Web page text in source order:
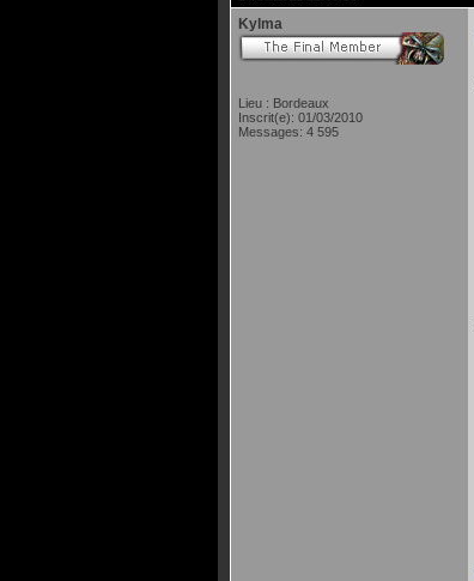
Kylma
Lieu : Bordeaux
Inscrit(e): 01/03/2010
Messages: 4 595